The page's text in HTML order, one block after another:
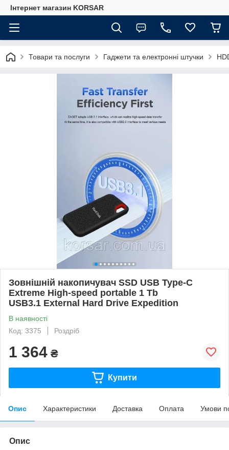
Iнтернет магазин KORSAR
Товари та послуги Гаджети та електронні штучки
Зовнішній накопичувач SSD USB Type-C
Extreme High-speed portable 1 Tb
USB3.1 External Hard Drive Expedition
В наявності
Код: 3375
Роздріб
1 364 ₴
Купити
Опис Характеристики Доставка Оплата Умови
Опис